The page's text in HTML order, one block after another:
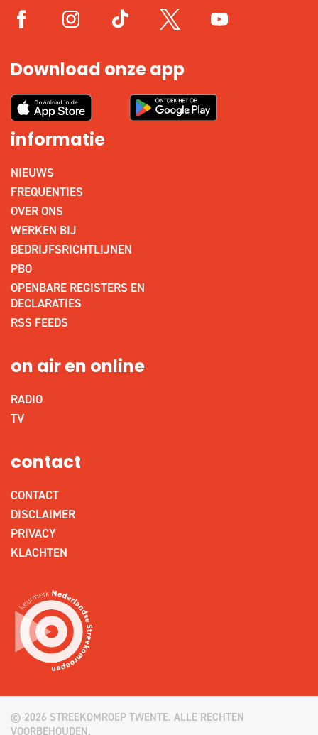
Download onze app
informatie
NIEUWS
FREQUENTIES
OVER ONS
WERKEN BIJ
BEDRIJFSRICHTLIJNEN
PBO
OPENBARE REGISTERS EN
DECLARATIES
RSS FEEDS
on air en online
RADIO
TV
contact
CONTACT
DISCLAIMER
PRIVACY
KLACHTEN
© 2026 STREEKOMROEP TWENTE. ALLE RECHTEN
VOORBEHOUDEN.